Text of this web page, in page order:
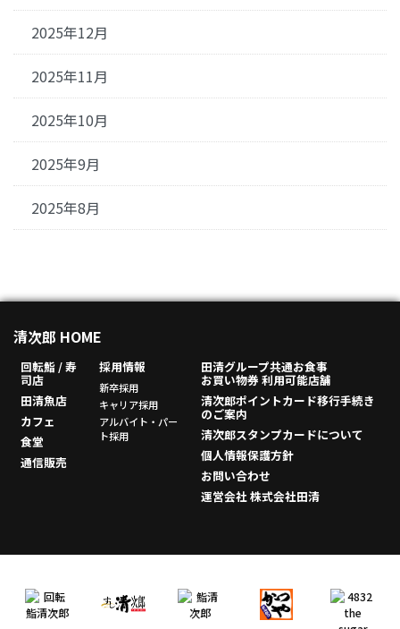
2025年12月
2025年11月
2025年10月
2025年9月
2025年8月
清次郎 HOME
回転鮨 / 寿
司店
田清魚店
カフェ
食堂
通信販売
採用情報
新卒採用
キャリア採用
アルバイト・パー
ト採用
田清グループ共通お食事
お買い物券 利用可能店舗
清次郎ポイントカード移行手続き
のご案内
清次郎スタンプカードについて
個人情報保護方針
お問い合わせ
運営会社 株式会社田清